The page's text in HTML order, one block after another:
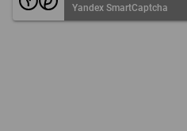
Yandex SmartCaptcha